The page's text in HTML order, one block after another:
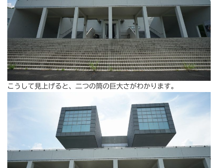
こうして見上げると、二つの筒の巨大さがわかります。